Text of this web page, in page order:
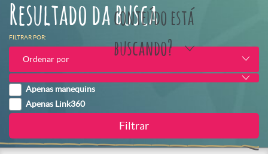
conteúdo está
buscando?
Resultado da busca
FILTRAR POR:
Ordenar por
Apenas manequins
Apenas Link360